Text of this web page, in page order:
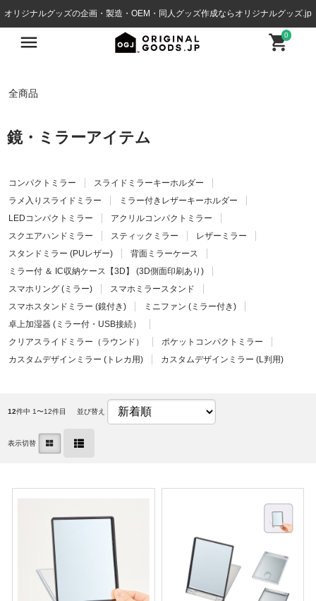
オリジナルグッズの企画・製造・OEM・同人グッズ作成ならオリジナルグッズ.jp
0
全商品
鏡・ミラーアイテム
コンパクトミラー
スライドミラーキーホルダー
ラメ入りスライドミラー
ミラー付きレザーキーホルダー
LEDコンパクトミラー
アクリルコンパクトミラー
スクエアハンドミラー
スティックミラー
レザーミラー
スタンドミラー (PUレザー)
背面ミラーケース
ミラー付 ＆ IC収納ケース【3D】 (3D側面印刷あり)
スマホリング (ミラー)
スマホミラースタンド
スマホスタンドミラー (鏡付き)
ミニファン (ミラー付き)
卓上加湿器 (ミラー付・USB接続）
クリアスライドミラー（ラウンド）
ポケットコンパクトミラー
カスタムデザインミラー (トレカ用)
カスタムデザインミラー (L判用)
12件中 1〜12件目 並び替え
表示切替